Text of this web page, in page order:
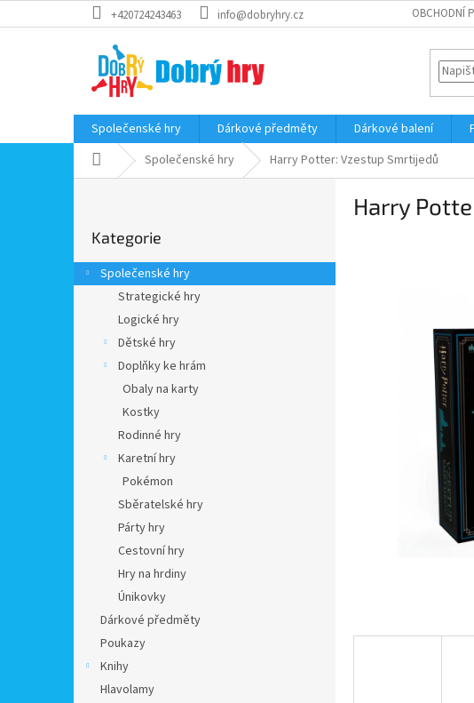
na
+420724243463 info@dobryhry.cz OBCHODNÍ
Společenské hry Dárkové předměty Dárkové balení
Domů Společenské hry Harry Potter: Vzestup Smrtijedů
r
a
kategorie
Kategorie
Společenské hry
Strategické hry
Logické hry
Dětské hry
Doplňky ke hrám
Obaly na karty
Kostky
Rodinné hry
Karetní hry
Pokémon
Sběratelské hry
Párty hry
Cestovní hry
Hry na hrdiny
Únikovky
Dárkové předměty
Poukazy
Knihy
Hlavolamy
Harry